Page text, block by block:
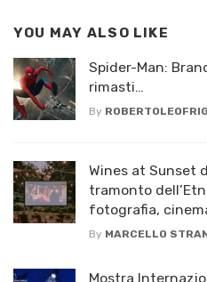
YOU MAY ALSO LIKE
Spider-Man:
rimasti…
By
Wines at Sunset
tramonto
fotografia,
By MARCELLO
Mostra